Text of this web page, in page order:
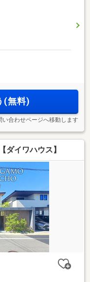
(無料)
い合わせページへ移動します
ダイワハウス】